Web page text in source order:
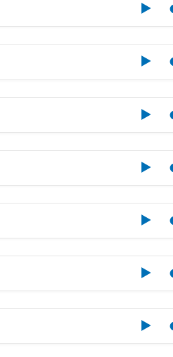
Play
Play
Play
Play
Play
Play
Play